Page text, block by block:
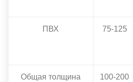
ПВХ 75-125
Общая толщина 100-200